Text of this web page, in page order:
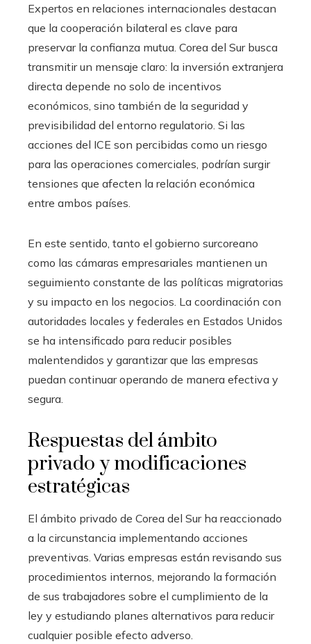
Expertos en relaciones internacionales destacan
que la cooperación bilateral es clave para
preservar la confianza mutua. Corea del Sur busca
transmitir un mensaje claro: la inversión extranjera
directa depende no solo de incentivos
económicos, sino también de la seguridad y
previsibilidad del entorno regulatorio. Si las
acciones del ICE son percibidas como un riesgo
para las operaciones comerciales, podrían surgir
tensiones que afecten la relación económica
entre ambos países.
En este sentido, tanto el gobierno surcoreano
como las cámaras empresariales mantienen un
seguimiento constante de las políticas migratorias
y su impacto en los negocios. La coordinación con
autoridades locales y federales en Estados Unidos
se ha intensificado para reducir posibles
malentendidos y garantizar que las empresas
puedan continuar operando de manera efectiva y
segura.
Respuestas del ámbito
privado y modificaciones
estratégicas
El ámbito privado de Corea del Sur ha reaccionado
a la circunstancia implementando acciones
preventivas. Varias empresas están revisando sus
procedimientos internos, mejorando la formación
de sus trabajadores sobre el cumplimiento de la
ley y estudiando planes alternativos para reducir
cualquier posible efecto adverso.